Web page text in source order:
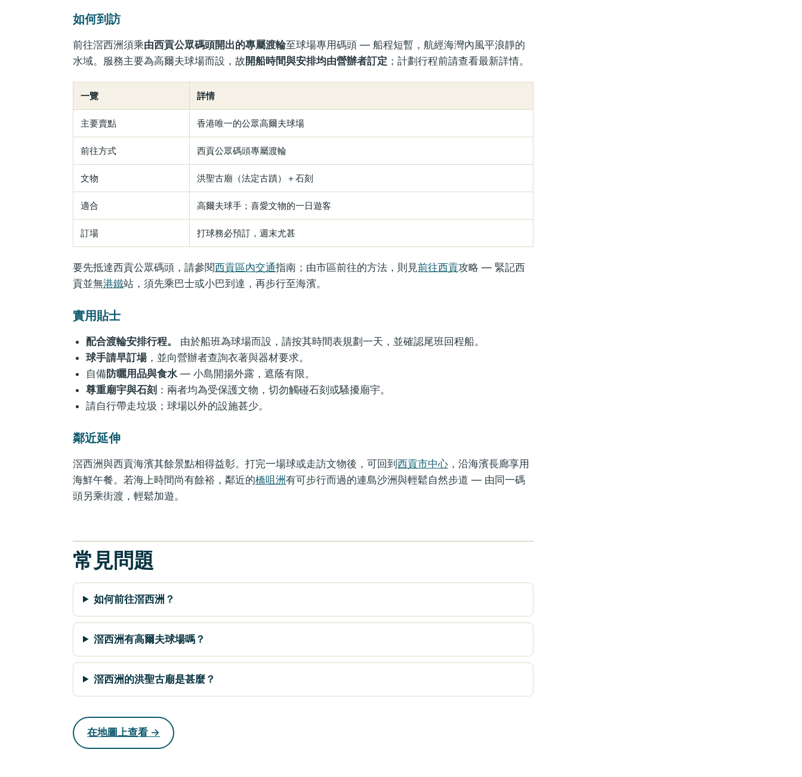
如何到訪
前往滘西洲須乘由西貢公眾碼頭開出的專屬渡輪至球場專用碼頭 — 船程短暫，航經海灣內風平浪靜的
水域。服務主要為高爾夫球場而設，故 開船時間與安排均由營辦者訂定 ；計劃行程前請查看最新詳情。
一覽 詳情
主要賣點 香港唯一的公眾高爾夫球場
前往方式 西貢公眾碼頭專屬渡輪
文物 洪聖古廟（法定古蹟）＋石刻
適合 高爾夫球手；喜愛文物的一日遊客
訂場 打球務必預訂，週末尤甚
要先抵達西貢公眾碼頭，請參閱西貢區內交通指南；由市區前往的方法，則見前往西貢攻略 — 緊記西
貢並無港鐵站，須先乘巴士或小巴到達，再步行至海濱。
實用貼士
配合渡輪安排行程。
由於船班為球場而設，請按其時間表規劃一天，並確認尾班回程船。
球手請早訂場，並向營辦者查詢衣著與器材要求。
自備防曬用品與食水 — 小島開揚外露，遮蔭有限。
尊重廟宇與石刻 ：兩者均為受保護文物，切勿觸碰石刻或騷擾廟宇。
請自行帶走垃圾；球場以外的設施甚少。
鄰近延伸
滘西洲與西貢海濱其餘景點相得益彰。打完一場球或走訪文物後，可回到 西貢市中心 ，沿海濱長廊享用
海鮮午餐。若海上時間尚有餘裕，鄰近的橋咀洲有可步行而過的連島沙洲與輕鬆自然步道 — 由同一碼
頭另乘街渡，輕鬆加遊。
常見問題
如何前往滘西洲？
滘西洲有高爾夫球場嗎？
滘西洲的洪聖古廟是甚麼？
在地圖上查看 →